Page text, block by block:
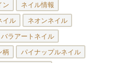
ン ネイル情報
イル ネオンネイル
バラアートネイル
柄 パイナップルネイル